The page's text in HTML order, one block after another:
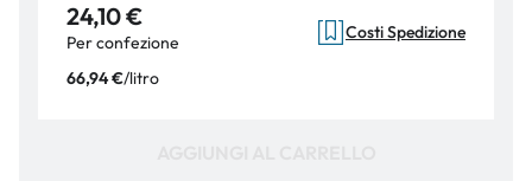
24,10 €
Per confezione
66,94 €/litro
Costi Spedizione